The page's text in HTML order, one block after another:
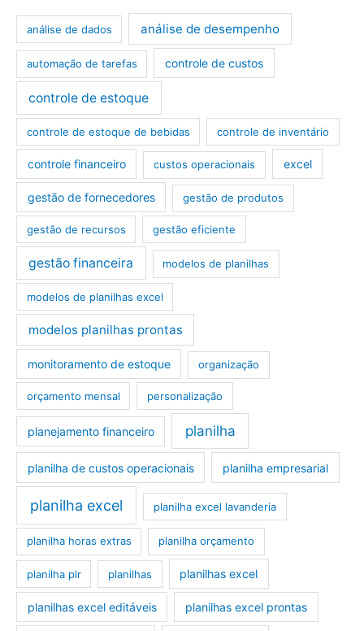
análise de dados análise de desempenho
automação de tarefas controle de custos
controle de estoque
controle de estoque de bebidas controle de inventário
controle financeiro custos operacionais excel
gestão de fornecedores gestão de produtos
gestão de recursos gestão eficiente
gestão financeira modelos de planilhas
modelos de planilhas excel
modelos planilhas prontas
monitoramento de estoque organização
orçamento mensal personalização
planejamento financeiro planilha
planilha de custos operacionais planilha empresarial
planilha excel planilha excel lavanderia
planilha horas extras planilha orçamento
planilha plr planilhas planilhas excel
planilhas excel editáveis planilhas excel prontas